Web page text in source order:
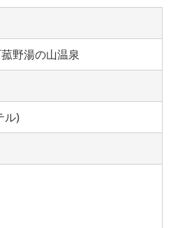
野湯の山温泉
ル)